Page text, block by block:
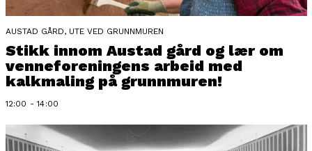
AUSTAD GÅRD, UTE VED GRUNNMUREN
Stikk innom Austad gård og lær om
venneforeningens arbeid med
kalkmaling på grunnmuren!
12:00 - 14:00